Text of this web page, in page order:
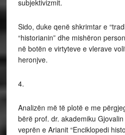
subjektivizmit.
Sido, duke qenë shkrimtar e
“historianin” dhe mishëron
në botën e virtyteve e vlerave
heronjve.
4.
Analizën më të plotë e me
bërë prof. dr. akademiku
veprën e Arianit “Enciklopedi